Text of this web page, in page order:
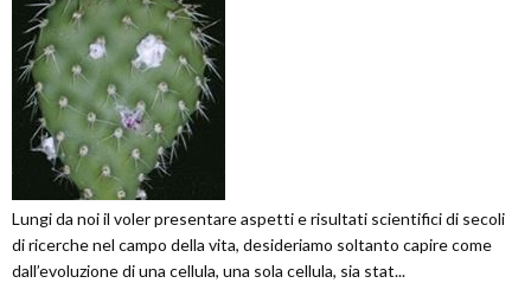
Lungi da noi il voler presentare aspetti e risultati scientifici di secoli
di ricerche nel campo della vita, desideriamo soltanto capire come
dall’evoluzione di una cellula, una sola cellula, sia stat...